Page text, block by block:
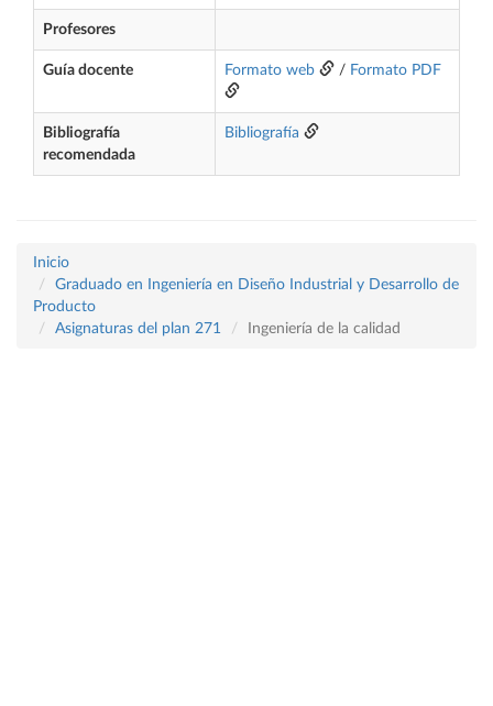
Profesores
Guía docente Formato web / Formato PDF
Bibliografía
recomendada
Bibliografía
Inicio
Graduado en Ingeniería en Diseño Industrial y Desarrollo de
Producto
Asignaturas del plan 271
Ingeniería de la calidad